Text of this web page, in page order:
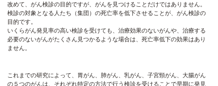
改めて、がん検診の目的ですが、がんを見つけることだけではありません。
検診の対象となる人たち（集団）の死亡率を低下させることが、がん検診の
目的です。
いくらがん発見率の高い検診を受けても、治療効果のないがんや、治療する
必要のないがんがたくさん見つかるような場合は、死亡率低下の効果はあり
ません。
これまでの研究によって、胃がん、肺がん、乳がん、子宮頸がん、大腸がん
の５つのがんは、それぞれ特定の方法で行う検診を受けることで早期に発見